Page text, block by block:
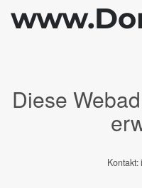
Diese
Kontakt: